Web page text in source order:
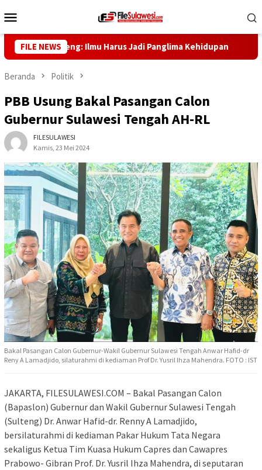
ke
Mobile
FILE NEWS
Sulteng: Ilmu Harus Jadi Panglima Kehidupan
Beranda Politik
PBB Usung Bakal Pasangan Calon
Gubernur Sulawesi Tengah AH-RL
FILESULAWESI
Kamis, 23 Mei 2024
Bakal Pasangan Calon Gubernur-Wakil Gubernur Sulawesi Tengah Anwar Hafid-dr
Reny A Lamadjido, silaturahmi di kediaman Prof Dr. Yusril Ihza Mahendra. FOTO : IST
JAKARTA, FILESULAWESI.COM – Bakal Pasangan Calon
(Bapaslon) Gubernur dan Wakil Gubernur Sulawesi Tengah
(Sulteng) Dr. Anwar Hafid-dr. Renny A Lamadjido,
bersilaturahmi di kediaman Pakar Hukum Tata Negara
sekaligus Ketua Tim Kuasa Hukum Capres dan Cawapres
Prabowo- Gibran Prof. Dr. Yusril Ihza Mahendra, di seputaran